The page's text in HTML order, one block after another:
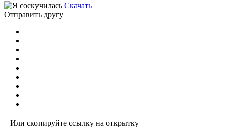
Скачать
Отправить другу
Или скопируйте ссылку на открытку